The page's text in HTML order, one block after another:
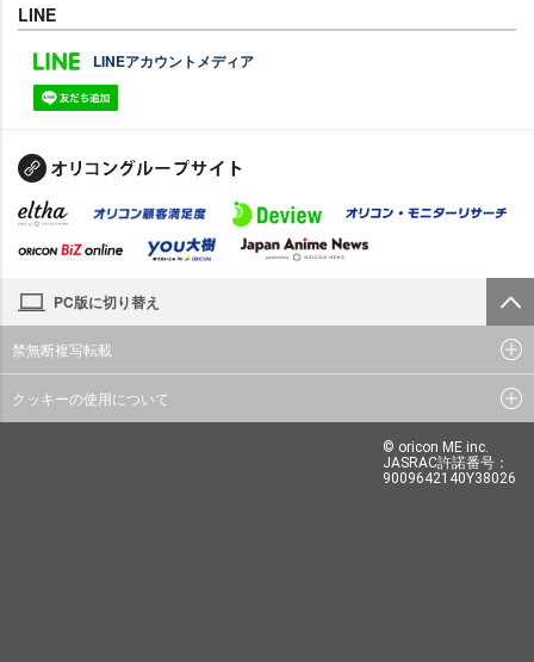
LINE
LINEアカウントメディア
PC版に切り替え
禁無断複写転載
クッキーの使用について
© oricon ME inc.
JASRAC許諾番号：
9009642140Y38026